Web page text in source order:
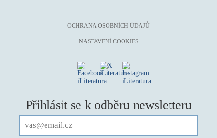
OCHRANA OSOBNÍCH ÚDAJŮ
NASTAVENÍ COOKIES
Přihlásit se k odběru newsletteru